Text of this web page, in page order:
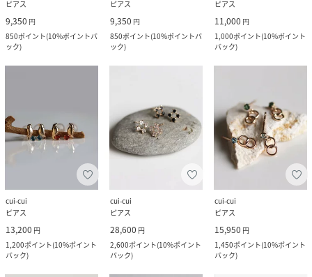
ピアス
9,350 円
850ポイント(10%ポイントバ
ック)
ピアス
9,350 円
850ポイント(10%ポイントバ
ック)
ピアス
11,000 円
1,000ポイント(10%ポイント
バック)
cui-cui
ピアス
13,200 円
1,200ポイント(10%ポイント
バック)
cui-cui
ピアス
28,600 円
2,600ポイント(10%ポイント
バック)
cui-cui
ピアス
15,950 円
1,450ポイント(10%ポイント
バック)